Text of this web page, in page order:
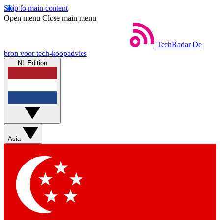
Skip to main content
Open menu Close main menu
TechRadar De
bron voor tech-koopadvies
NL Edition
Asia